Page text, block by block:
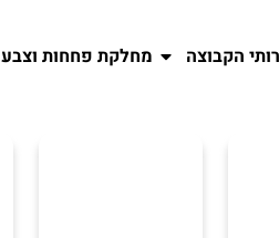
הקבוצה מחלקת פחחות וצבע